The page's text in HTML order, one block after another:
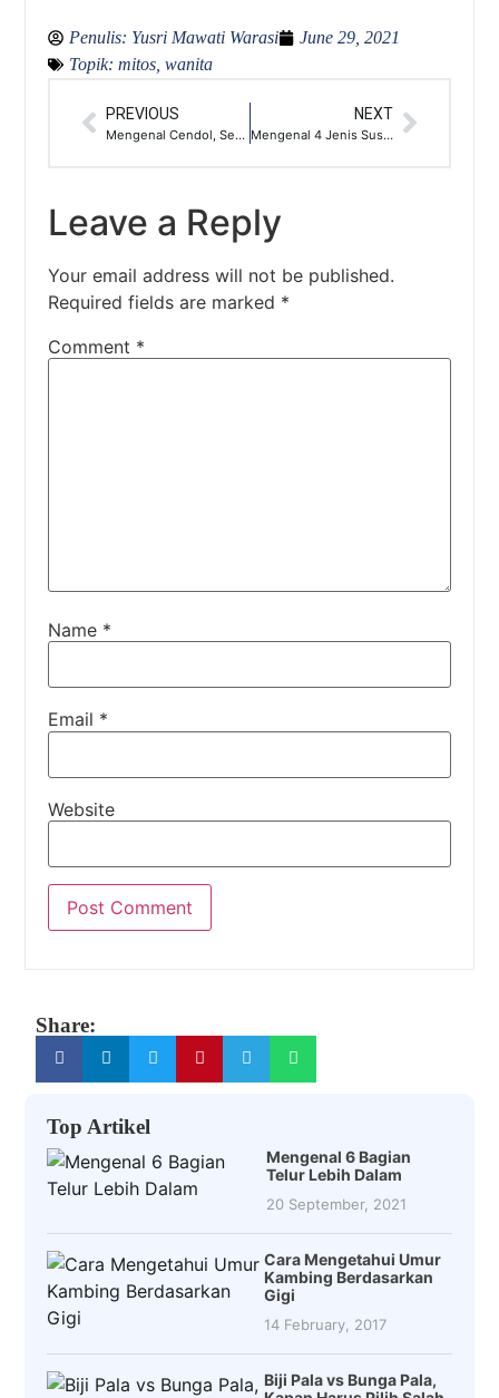
Penulis: Yusri Mawati Warasi
June 29, 2021
Topik: mitos ,wanita
PREVIOUS
Mengenal Cendol, Serta Sejarah Dan Variasinya
NEXT
Mengenal 4 Jenis Susu Pasteurisasi, Serta 3 Kelebihannya
Leave a Reply
Your email address will not be published.
Required fields are marked *
Comment *
Name *
Email *
Website
Share:
Top Artikel
Mengenal 6 Bagian
Telur Lebih Dalam
20 September, 2021
Cara Mengetahui Umur
Kambing Berdasarkan
Gigi
14 February, 2017
Biji Pala vs Bunga Pala,